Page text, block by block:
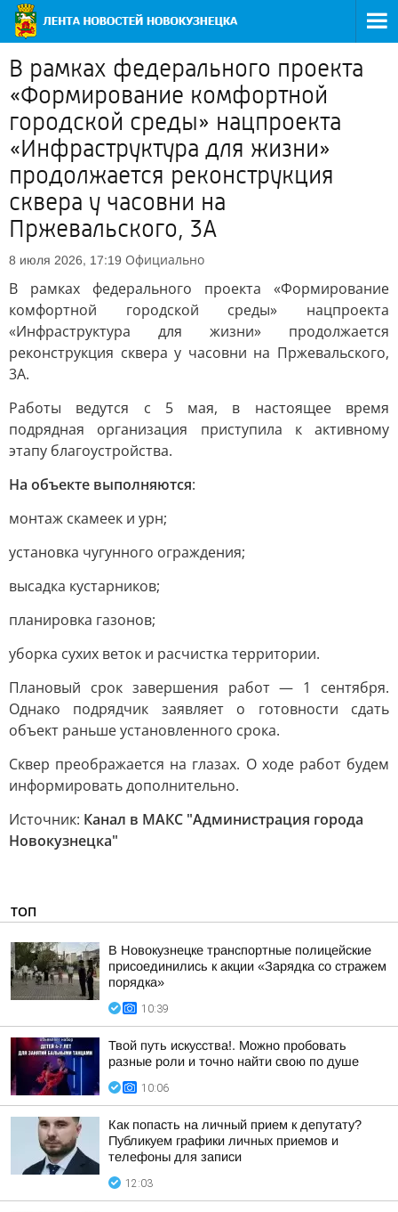
В рамках федерального проекта
«Формирование комфортной
городской среды» нацпроекта
«Инфраструктура для жизни»
продолжается реконструкция
сквера у часовни на
Пржевальского, 3А
8 июля 2026, 17:19 Официально
В рамках федерального проекта «Формирование
комфортной городской среды» нацпроекта
«Инфраструктура для жизни» продолжается
реконструкция сквера у часовни на Пржевальского,
3А.
Работы ведутся с 5 мая, в настоящее время
подрядная организация приступила к активному
этапу благоустройства.
На объекте выполняются:
монтаж скамеек и урн;
установка чугунного ограждения;
высадка кустарников;
планировка газонов;
уборка сухих веток и расчистка территории.
Плановый срок завершения работ — 1 сентября.
Однако подрядчик заявляет о готовности сдать
объект раньше установленного срока.
Сквер преображается на глазах. О ходе работ будем
информировать дополнительно.
Источник: Канал в МАКС "Администрация города
Новокузнецка"
ТОП
В Новокузнецке транспортные полицейские
присоединились к акции «Зарядка со стражем
порядка»
10:39
Твой путь искусства!. Можно пробовать
разные роли и точно найти свою по душе
10:06
Как попасть на личный прием к депутату?
Публикуем графики личных приемов и
телефоны для записи
12:03